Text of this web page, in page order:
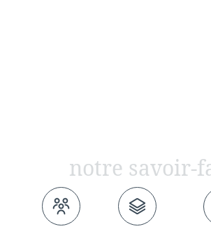
notre savoir-